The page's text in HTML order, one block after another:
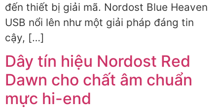
đến thiết bị giải mã. Nordost Blue Heaven
USB nổi lên như một giải pháp đáng tin
cậy, […]
Dây tín hiệu Nordost Red
Dawn cho chất âm chuẩn
mực hi-end